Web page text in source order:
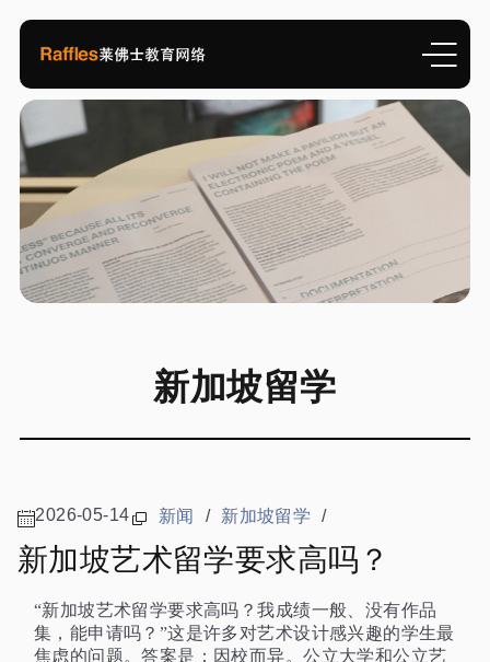
新加坡留学
2026-05-14 新闻 / 新加坡留学 /
新加坡艺术留学要求高吗？
“新加坡艺术留学要求高吗？我成绩一般、没有作品
集，能申请吗？”这是许多对艺术设计感兴趣的学生最
焦虑的问题。答案是：因校而异。公立大学和公立艺